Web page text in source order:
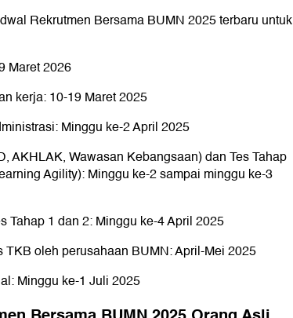
Rekrutmen Bersama BUMN 2025 terbaru untuk
Maret 2026
kerja: 10-19 Maret 2025
Minggu ke-2 April 2025
AKHLAK, Wawasan Kebangsaan) dan Tes Tahap
Agility): Minggu ke-2 sampai minggu ke-3
Tahap 1 dan 2: Minggu ke-4 April 2025
TKB oleh perusahaan BUMN: April-Mei 2025
Minggu ke-1 Juli 2025